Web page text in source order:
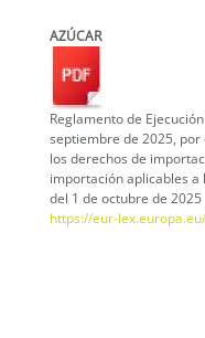
AZÚCAR
Reglamento de
septiembre de 2025,
los derechos de
importación aplicables
del 1 de octubre de 2025
https://eur-